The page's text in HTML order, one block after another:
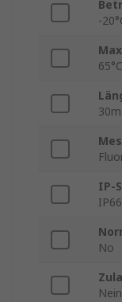
-
65°C
30m
IP-
IP66
No
Nein